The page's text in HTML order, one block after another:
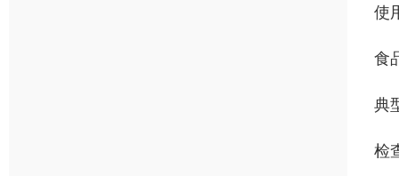
使
食
典
检